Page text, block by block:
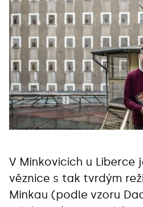
V Minkovicích u
věznice s tak tvrdým
Minkau (podle vzoru